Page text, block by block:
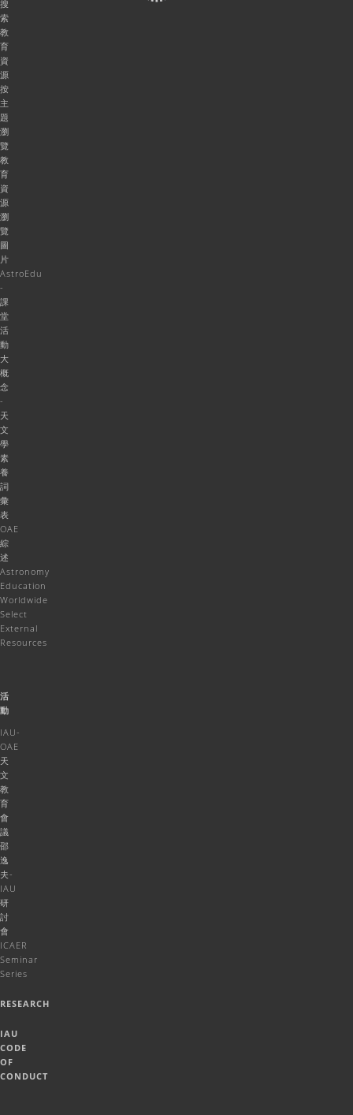
搜
索
教
育
資
源
按
主
題
瀏
覽
教
育
資
源
瀏
覽
圖
片
AstroEdu
-
課
堂
活
動
大
概
念
-
天
文
學
素
養
詞
彙
表
OAE
綜
述
Astronomy
Education
Worldwide
Select
External
Resources
活
動
IAU-
OAE
天
文
教
育
會
議
邵
逸
夫-
IAU
研
討
會
ICAER
Seminar
Series
RESEARCH
IAU
CODE
OF
CONDUCT